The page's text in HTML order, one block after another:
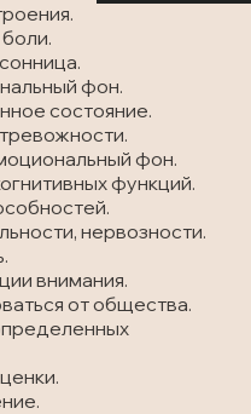
фон.
состояние.
фон.
функций.
нервозности.
внимания.
от общества.